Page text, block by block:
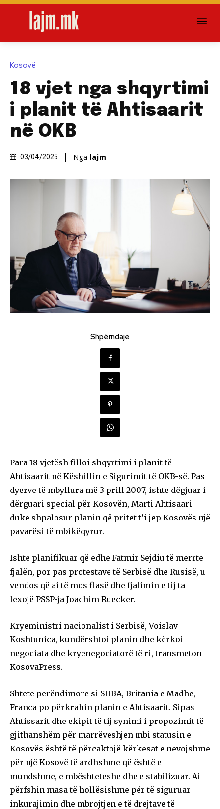
Kosovë
18 vjet nga shqyrtimi
i planit të Ahtisaarit
në OKB
03/04/2025 Nga lajm
Shpërndaje
Para 18 vjetësh filloi shqyrtimi i planit të
Ahtisaarit në Këshillin e Sigurimit të OKB-së. Pas
dyerve të mbyllura më 3 prill 2007, ishte dëgjuar i
dërguari special për Kosovën, Marti Ahtisaari
duke shpalosur planin që pritet t’i jep Kosovës një
pavarësi të mbikëqyrur.
Ishte planifikuar që edhe Fatmir Sejdiu të merrte
fjalën, por pas protestave të Serbisë dhe Rusisë, u
vendos që ai të mos flasë dhe fjalimin e tij ta
lexojë PSSP-ja Joachim Ruecker.
Kryeministri nacionalist i Serbisë, Voislav
Koshtunica, kundërshtoi planin dhe kërkoi
negociata dhe kryenegociatorë të ri, transmeton
KosovaPress.
Shtete perëndimore si SHBA, Britania e Madhe,
Franca po përkrahin planin e Ahtisaarit. Sipas
Ahtissarit dhe ekipit të tij synimi i propozimit të
gjithanshëm për marrëveshjen mbi statusin e
Kosovës është të përcaktojë kërkesat e nevojshme
për një Kosovë të ardhshme që është e
mundshme, e mbështeteshe dhe e stabilizuar. Ai
përfshin masa të hollësishme për të siguruar
inkurajimin dhe mbrojtjen e të drejtave të